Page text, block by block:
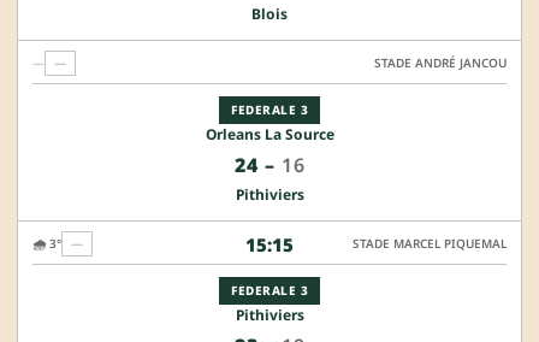
Blois
FEDERALE 3
Orleans La Source
24– 16
Pithiviers
— — STADE ANDRÉ JANCOU
15:15
FEDERALE 3
Pithiviers
🌧️ 3° — STADE MARCEL PIQUEMAL